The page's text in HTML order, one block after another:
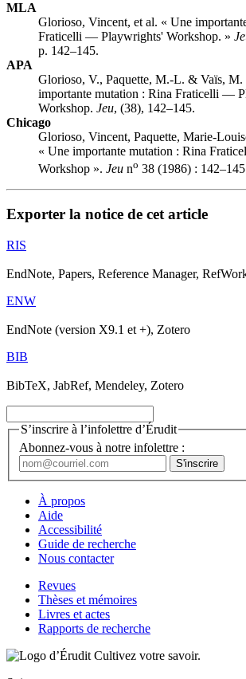
MLA
Glorioso, Vincent, et al. « Une
Fraticelli — Playwrights' Workshop. »
p. 142–145.
APA
Glorioso, V., Paquette, M.-L. & Vaïs, M.
importante mutation : Rina Fraticelli —
Workshop. Jeu, (38), 142–145.
Chicago
Glorioso, Vincent, Paquette, Marie-
« Une importante mutation : Rina
Workshop ». Jeu no 38 (1986) :
Exporter la notice de cet article
RIS
EndNote, Papers, Reference Manager,
ENW
EndNote (version X9.1 et +), Zotero
BIB
BibTeX, JabRef, Mendeley, Zotero
S’inscrire à l’infolettre d’Érudit
Abonnez-vous à notre infolettre :
À propos
Aide
Accessibilité
Guide de recherche
Nous contacter
Revues
Thèses et mémoires
Livres et actes
Rapports de recherche
Cultivez votre savoir.